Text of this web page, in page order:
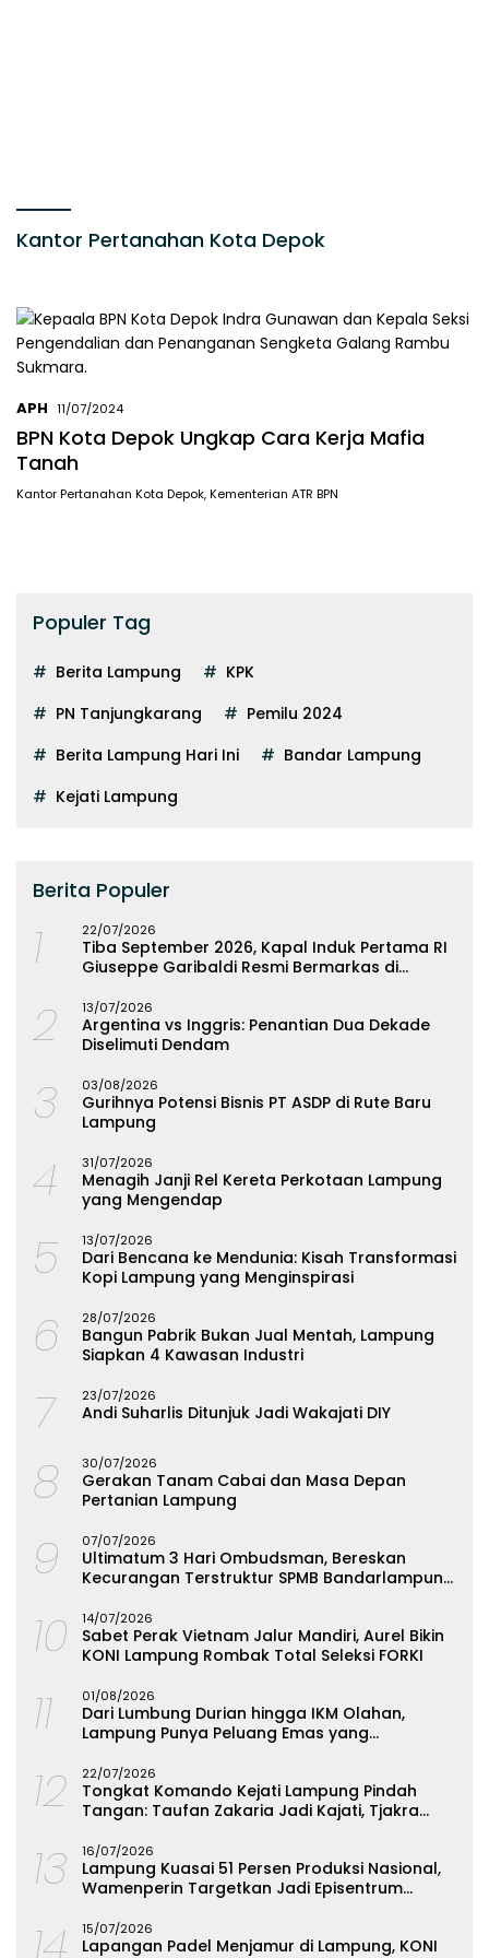
Kantor Pertanahan Kota Depok
APH 11/07/2024
BPN Kota Depok Ungkap Cara Kerja Mafia
Tanah
Kantor Pertanahan Kota Depok,Kementerian ATR BPN
Populer Tag
Berita Lampung
KPK
PN Tanjungkarang
Pemilu 2024
Berita Lampung Hari Ini
Bandar Lampung
Kejati Lampung
Berita Populer
1 22/07/2026
Tiba September 2026, Kapal Induk Pertama RI
Giuseppe Garibaldi Resmi Bermarkas di
2 13/07/2026
Argentina vs Inggris: Penantian Dua Dekade
Diselimuti Dendam
3 03/08/2026
Gurihnya Potensi Bisnis PT ASDP di Rute Baru
Lampung
4 31/07/2026
Menagih Janji Rel Kereta Perkotaan Lampung
yang Mengendap
5 13/07/2026
Dari Bencana ke Mendunia: Kisah Transformasi
Kopi Lampung yang Menginspirasi
6 28/07/2026
Bangun Pabrik Bukan Jual Mentah, Lampung
Siapkan 4 Kawasan Industri
7 23/07/2026
Andi Suharlis Ditunjuk Jadi Wakajati DIY
8 30/07/2026
Gerakan Tanam Cabai dan Masa Depan
Pertanian Lampung
9 07/07/2026
Ultimatum 3 Hari Ombudsman, Bereskan
Kecurangan Terstruktur SPMB Bandarlampung
10 14/07/2026
Sabet Perak Vietnam Jalur Mandiri, Aurel Bikin
KONI Lampung Rombak Total Seleksi FORKI
11 01/08/2026
Dari Lumbung Durian hingga IKM Olahan,
Lampung Punya Peluang Emas yang
12 22/07/2026
Tongkat Komando Kejati Lampung Pindah
Tangan: Taufan Zakaria Jadi Kajati, Tjakra
13 16/07/2026
Lampung Kuasai 51 Persen Produksi Nasional,
Wamenperin Targetkan Jadi Episentrum
15/07/2026
Lapangan Padel Menjamur di Lampung, KONI